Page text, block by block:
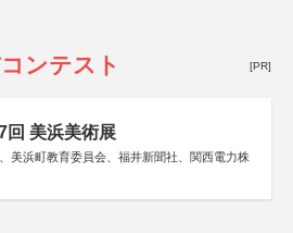
ンテスト [PR]
回 美浜美術展
美浜町教育委員会、福井新聞社、関西電力株